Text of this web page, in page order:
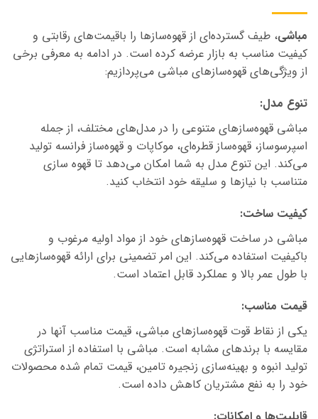
مباشی، طیف گسترده‌ای از قهوه‌سازها را باقیمت‌های رقابتی و
کیفیت مناسب به بازار عرضه کرده است. در ادامه به معرفی برخی
از ویژگی‌های قهوه‌سازهای مباشی می‌پردازیم:
تنوع مدل:
مباشی قهوه‌سازهای متنوعی را در مدل‌های مختلف، از جمله
اسپرسوساز، قهوه‌ساز قطره‌ای، موکاپات و قهوه‌ساز فرانسه تولید
می‌کند. این تنوع مدل به شما امکان می‌دهد تا قهوه سازی
متناسب با نیازها و سلیقه خود انتخاب کنید.
کیفیت ساخت:
مباشی در ساخت قهوه‌سازهای خود از مواد اولیه مرغوب و
باکیفیت استفاده می‌کند. این امر تضمینی برای ارائه قهوه‌سازهایی
با طول عمر بالا و عملکرد قابل اعتماد است.
قیمت مناسب:
یکی از نقاط قوت قهوه‌سازهای مباشی، قیمت مناسب آنها در
مقایسه با برندهای مشابه است. مباشی با استفاده از استراتژی
تولید انبوه و بهینه‌سازی زنجیره تامین، قیمت تمام شده محصولات
خود را به نفع مشتریان کاهش داده است.